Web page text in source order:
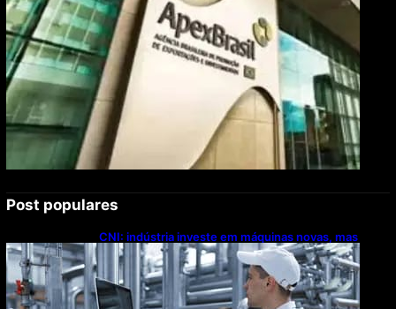
Post populares
CNI: indústria investe em máquinas novas, mas
modernização tecnológica avança lentamente